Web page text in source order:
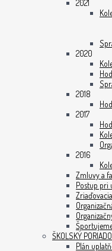
2021
2020
2018
2017
2016
Zmluvy a
Postup pri
ŠKOLSKÝ
Plán